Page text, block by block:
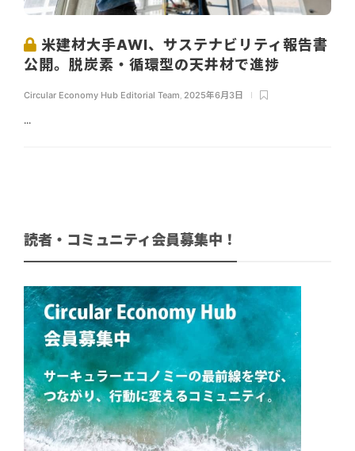
米建材大手AWI、サステナビリティ報告書
公開。脱炭素・循環型の天井材で進捗
Circular Economy Hub Editorial Team, 2025年6月3日
...
読者・コミュニティ会員募集中！